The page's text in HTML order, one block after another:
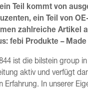
Teil kommt von
ein Teil von
zahlreiche Artikel
febi Produkte –
ist die bilstein group
aktiv und verfügt
Erfahrung. In unserer